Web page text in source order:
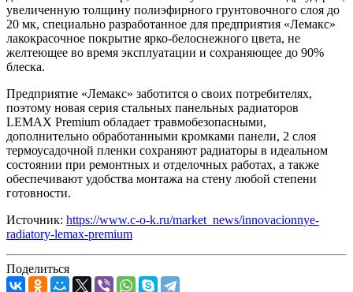
увеличенную толщину полиэфирного грунтовочного слоя до
20 мк, специально разработанное для предприятия «Лемакс»
лакокрасочное покрытие ярко-белоснежного цвета, не
желтеющее во время эксплуатации и сохраняющее до 90%
блеска.
Предприятие «Лемакс» заботится о своих потребителях,
поэтому новая серия стальных панельных радиаторов
LEMAX Premium обладает травмобезопасными,
дополнительно обработанными кромками панели, 2 слоя
термоусадочной пленки сохраняют радиаторы в идеальном
состоянии при ремонтных и отделочных работах, а также
обеспечивают удобства монтажа на стену любой степени
готовности.
Источник: https://www.c-o-k.ru/market_news/innovacionnye-
radiatory-lemax-premium
Поделиться